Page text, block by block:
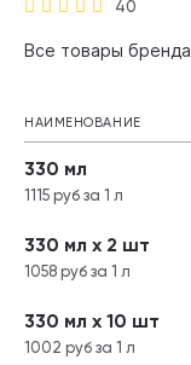
40
Все товары бренда
НАИМЕНОВАНИЕ
330 мл
1115 руб за 1 л
330 мл х 2 шт
1058 руб за 1 л
330 мл х 10 шт
1002 руб за 1 л